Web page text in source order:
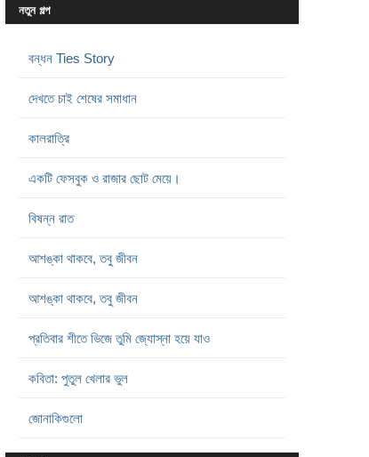
নতুন গল্প
বন্ধন Ties Story
দেখতে চাই শেষের সমাধান
কালরাত্রি
একটি ফেসবুক ও রাজার ছোট মেয়ে।
বিষন্ন রাত
আশঙ্কা থাকবে, তবু জীবন
আশঙ্কা থাকবে, তবু জীবন
প্রতিবার শীতে ভিজে তুমি জ্যোস্না হয়ে যাও
কবিতা: পুতুল খেলার ভুল
জোনাকিগুলো